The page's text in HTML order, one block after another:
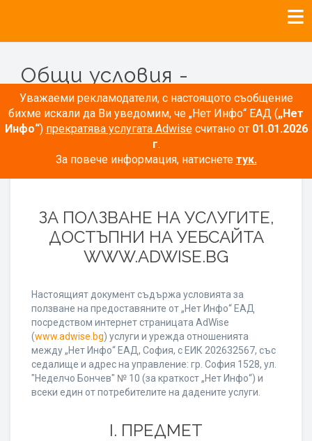
Уважаеми рекламодатели, с настоящото съобщение
бихме искали да Ви уведомим, че „Нет Инфо“ ЕАД („Нет
Инфо“) прекратява услугата Adwiseсчитано от 01.01.2026
г.
За повече информация, натиснете тук.
Общи условия -
Рекламодатели
ОБЩИ УСЛОВИЯ
ЗА ПОЛЗВАНЕ НА УСЛУГИТЕ,
ДОСТЪПНИ НА УЕБСАЙТА
WWW.ADWISE.BG
Настоящият документ съдържа условията за
ползване на предоставяните от „Нет Инфо“ ЕАД
посредством интернет страницата AdWise
(www.adwise.bg) услуги и урежда отношенията
между „Нет Инфо“ ЕАД, София, с ЕИК 202632567, със
седалище и адрес на управление: гр. София 1528, ул.
"Неделчо Бончев" № 10 (за краткост „Нет Инфо“) и
всеки един от потребителите на дадените услуги.
І. ПРЕДМЕТ